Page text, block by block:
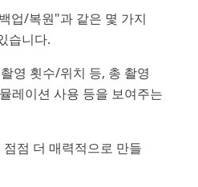
업/복원"과 같은 몇 가지
습니다.
영 횟수/위치 등, 총 촬영
레이션 사용 등을 보여주는
점점 더 매력적으로 만들